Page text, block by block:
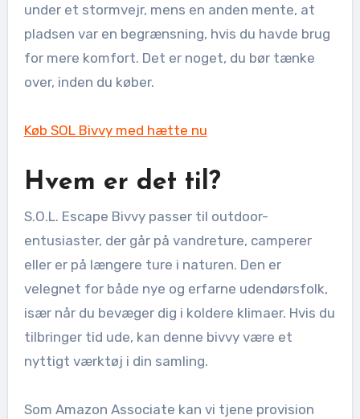
under et stormvejr, mens en anden mente, at
pladsen var en begrænsning, hvis du havde brug
for mere komfort. Det er noget, du bør tænke
over, inden du køber.
Køb SOL Bivvy med hætte nu
Hvem er det til?
S.O.L. Escape Bivvy passer til outdoor-
entusiaster, der går på vandreture, camperer
eller er på længere ture i naturen. Den er
velegnet for både nye og erfarne udendørsfolk,
især når du bevæger dig i koldere klimaer. Hvis du
tilbringer tid ude, kan denne bivvy være et
nyttigt værktøj i din samling.
Som Amazon Associate kan vi tjene provision